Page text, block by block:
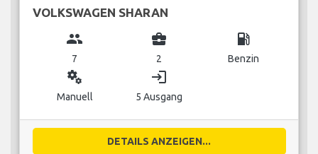
VOLKSWAGEN SHARAN
group
7
business_center
2
local_gas_station
Benzin
miscellaneous_services
Manuell
login
5 Ausgang
DETAILS ANZEIGEN...